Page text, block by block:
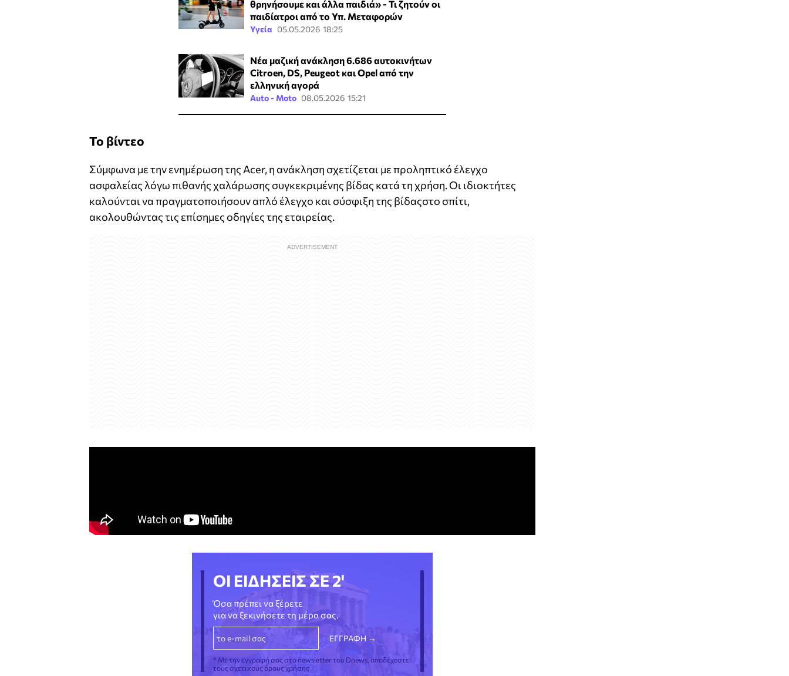
θρηνήσουμε και άλλα παιδιά» - Τι ζητούν οι
παιδίατροι από το Υπ. Μεταφορών
Υγεία 05.05.2026 18:25
Νέα μαζική ανάκληση 6.686 αυτοκινήτων
Citroen, DS, Peugeot και Opel από την
ελληνική αγορά
Auto - Moto 08.05.2026 15:21
Το βίντεο
Σύμφωνα με την ενημέρωση της Acer, η ανάκληση σχετίζεται με προληπτικό έλεγχο
ασφαλείας λόγω πιθανής χαλάρωσης συγκεκριμένης βίδας κατά τη χρήση. Οι ιδιοκτήτες
καλούνται να πραγματοποιήσουν απλό έλεγχο και σύσφιξη της βίδαςστο σπίτι,
ακολουθώντας τις επίσημες οδηγίες της εταιρείας.
ΟΙ ΕΙΔΗΣΕΙΣ ΣΕ 2'
Όσα πρέπει να ξέρετε
για να ξεκινήσετε τη μέρα σας.
* Με την εγγραφή σας στο newsletter του Dnews, αποδέχεστε
τους σχετικούς όρους χρήσης